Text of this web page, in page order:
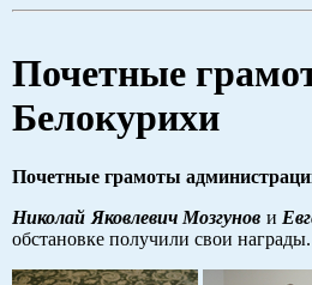
Почетные
Белокурихи
Почетные грамоты
Николай Яковлевич Мозгунов и
обстановке получили свои награды.